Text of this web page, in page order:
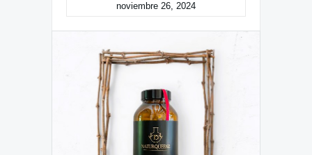
noviembre 26, 2024